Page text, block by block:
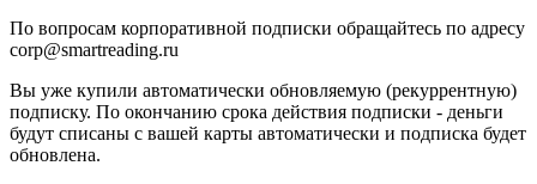
По вопросам корпоративной подписки обращайтесь по адресу
corp@smartreading.ru
Вы уже купили автоматически обновляемую (рекуррентную)
подписку. По окончанию срока действия подписки - деньги
будут списаны с вашей карты автоматически и подписка будет
обновлена.